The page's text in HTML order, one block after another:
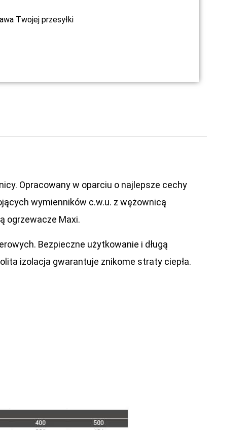
Twojej przesyłki
Opracowany w oparciu o najlepsze cechy
wymienników c.w.u. z wężownicą
ogrzewacze Maxi.
Bezpieczne użytkowanie i długą
izolacja gwarantuje znikome straty ciepła.